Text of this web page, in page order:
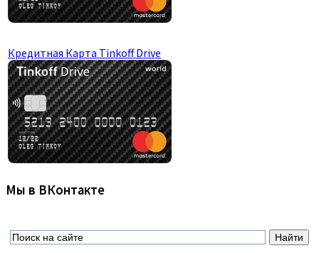
Кредитная Карта Tinkoff Drive
Мы в ВКонтакте